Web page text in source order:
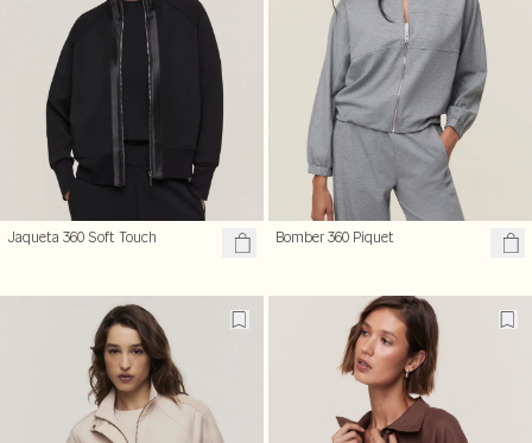
Jaqueta 360 Soft Touch Bomber 360 Piquet